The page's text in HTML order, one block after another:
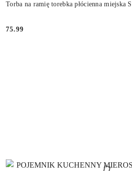
Torba na ramię torebka płócienna miejska
Cena:
75.99